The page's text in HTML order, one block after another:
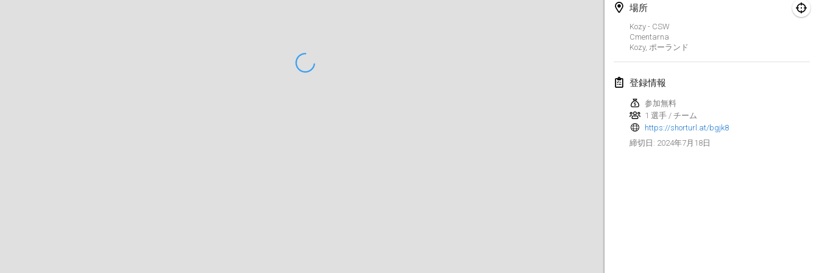
場所
Kozy - CSW
Cmentarna
Kozy, ポーランド
登録情報
参加無料
1 選手 / チーム
https://shorturl.at/bgjk8
締切日 : 2024年7月18日
2024年1月27日
2024年1月27日
2024年2月
US Mölkky Winter